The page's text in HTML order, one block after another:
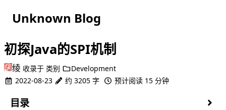
Unknown Blog
初探Java的SPI机制
绫 收录于 类别
Development
2022-08-23
约 3205 字 预计阅读 15 分钟
目录